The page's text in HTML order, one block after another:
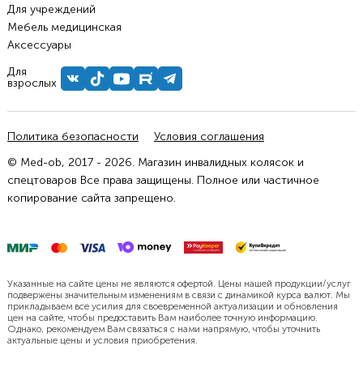
Для учреждений
Мебель медицинская
Аксессуары
Для
взрослых
Политика безопасности
Условия соглашения
© Med-ob, 2017 - 2026. Магазин инвалидных колясок и
спецтоваров Все права защищены. Полное или частичное
копирование сайта запрещено.
Указанные на сайте цены не являются офертой. Цены нашей продукции/услуг
подвержены значительным изменениям в связи с динамикой курса валют. Мы
прикладываем все усилия для своевременной актуализации и обновления
цен на сайте, чтобы предоставить Вам наиболее точную информацию.
Однако, рекомендуем Вам связаться с нами напрямую, чтобы уточнить
актуальные цены и условия приобретения.